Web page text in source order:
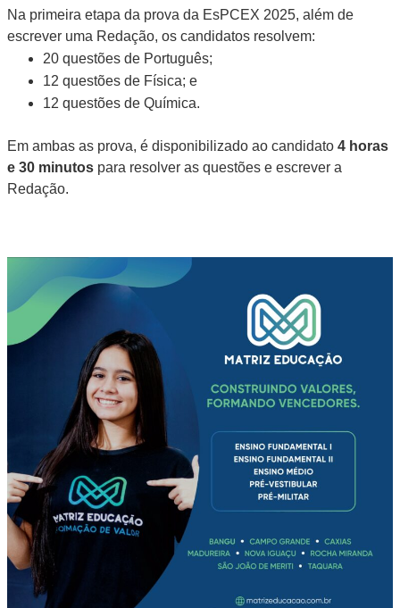
Na primeira etapa da prova da EsPCEX 2025, além de
escrever uma Redação, os candidatos resolvem:
20 questões de Português;
12 questões de Física; e
12 questões de Química.
Em ambas as prova, é disponibilizado ao candidato 4 horas
e 30 minutos para resolver as questões e escrever a
Redação.